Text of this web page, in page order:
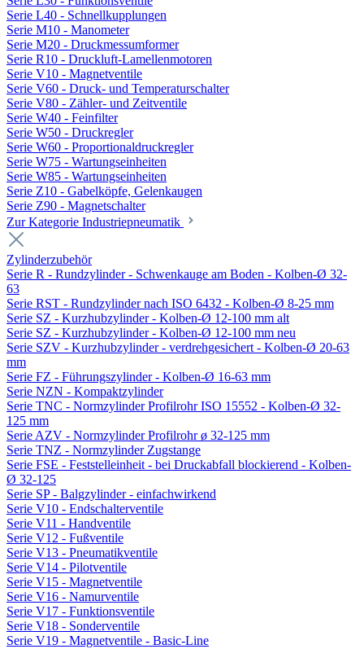
Serie L40 - Schnellkupplungen
Serie M10 - Manometer
Serie M20 - Druckmessumformer
Serie R10 - Druckluft-Lamellenmotoren
Serie V10 - Magnetventile
Serie V60 - Druck- und Temperaturschalter
Serie V80 - Zähler- und Zeitventile
Serie W40 - Feinfilter
Serie W50 - Druckregler
Serie W60 - Proportionaldruckregler
Serie W75 - Wartungseinheiten
Serie W85 - Wartungseinheiten
Serie Z10 - Gabelköpfe, Gelenkaugen
Serie Z90 - Magnetschalter
Zur Kategorie Industriepneumatik
Zylinderzubehör
Serie R - Rundzylinder - Schwenkauge am Boden - Kolben-Ø 32-
63
Serie RST - Rundzylinder nach ISO 6432 - Kolben-Ø 8-25 mm
Serie SZ - Kurzhubzylinder - Kolben-Ø 12-100 mm alt
Serie SZ - Kurzhubzylinder - Kolben-Ø 12-100 mm neu
Serie SZV - Kurzhubzylinder - verdrehgesichert - Kolben-Ø 20-63
mm
Serie FZ - Führungszylinder - Kolben-Ø 16-63 mm
Serie NZN - Kompaktzylinder
Serie TNC - Normzylinder Profilrohr ISO 15552 - Kolben-Ø 32-
125 mm
Serie AZV - Normzylinder Profilrohr ø 32-125 mm
Serie TNZ - Normzylinder Zugstange
Serie FSE - Feststelleinheit - bei Druckabfall blockierend - Kolben-
Ø 32-125
Serie SP - Balgzylinder - einfachwirkend
Serie V10 - Endschalterventile
Serie V11 - Handventile
Serie V12 - Fußventile
Serie V13 - Pneumatikventile
Serie V14 - Pilotventile
Serie V15 - Magnetventile
Serie V16 - Namurventile
Serie V17 - Funktionsventile
Serie V18 - Sonderventile
Serie V19 - Magnetventile - Basic-Line